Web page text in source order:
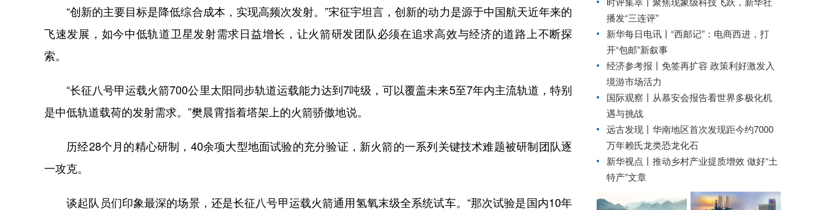
“创新的主要目标是降低综合成本，实现高频次发射。”宋征宇坦言，创新的动力是源于中国航天近年来的
飞速发展，如今中低轨道卫星发射需求日益增长，让火箭研发团队必须在追求高效与经济的道路上不断探
索。
“长征八号甲运载火箭700公里太阳同步轨道运载能力达到7吨级，可以覆盖未来5至7年内主流轨道，特别
是中低轨道载荷的发射需求。”樊晨霄指着塔架上的火箭骄傲地说。
历经28个月的精心研制，40余项大型地面试验的充分验证，新火箭的一系列关键技术难题被研制团队逐
一攻克。
谈起队员们印象最深的场景，还是长征八号甲运载火箭通用氢氧末级全系统试车。“那次试验是国内10年
时评集萃丨聚焦现象级科技飞跃，新华社
播发“三连评”
新华每日电讯丨 “西邮记”：电商西进，打
开“包邮”新叙事
经济参考报丨 免签再扩容 政策利好激发入
境游市场活力
国际观察丨
从慕安会报告看世界多极化机
遇与挑战
远古发现丨华南地区首次发现距今约7000
万年赖氏龙类恐龙化石
新华视点丨 推动乡村产业提质增效 做好“土
特产”文章